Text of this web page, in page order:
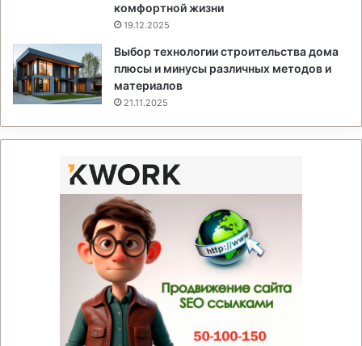
комфортной жизни
19.12.2025
Выбор технологии строительства дома
плюсы и минусы различных методов и
материалов
21.11.2025